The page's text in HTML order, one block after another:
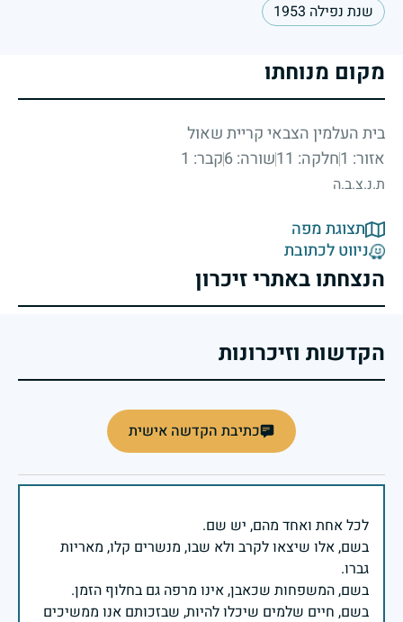
שנת נפילה 1953
מקום מנוחתו
בית העלמין הצבאי קריית שאול
אזור: 1
חלקה: 11 שורה: 6 קבר: 1
ת.נ.צ.ב.ה
תצוגת מפה
ניווט לכתובת
הנצחתו באתרי זיכרון
הקדשות וזיכרונות
כתיבת הקדשה אישית
בשם, אלו שיצאו לקרב ולא שבו, מנשרים קלו, מאריות
בשם, חיים שלמים שיכלו להיות, שבזכותם אנו ממשיכים